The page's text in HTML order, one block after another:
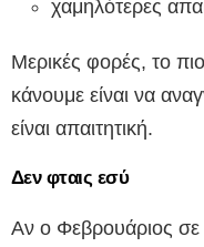
χαμηλότερες
Μερικές φορές, το
κάνουμε είναι να
είναι απαιτητική.
Δεν φταις εσύ
Αν ο Φεβρουάριος σε